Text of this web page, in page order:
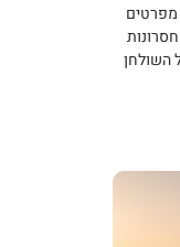
מפרטים
השולחן